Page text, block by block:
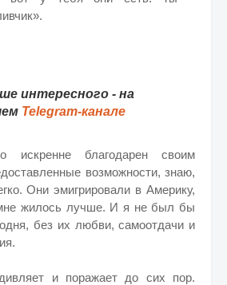
интересного - на
Telegram-канале
искренне благодарен своим
возможности, знаю,
Они эмигрировали в Америку,
жилось лучше. И я не был бы
без их любви, самоотдачи и
и поражает до сих пор.